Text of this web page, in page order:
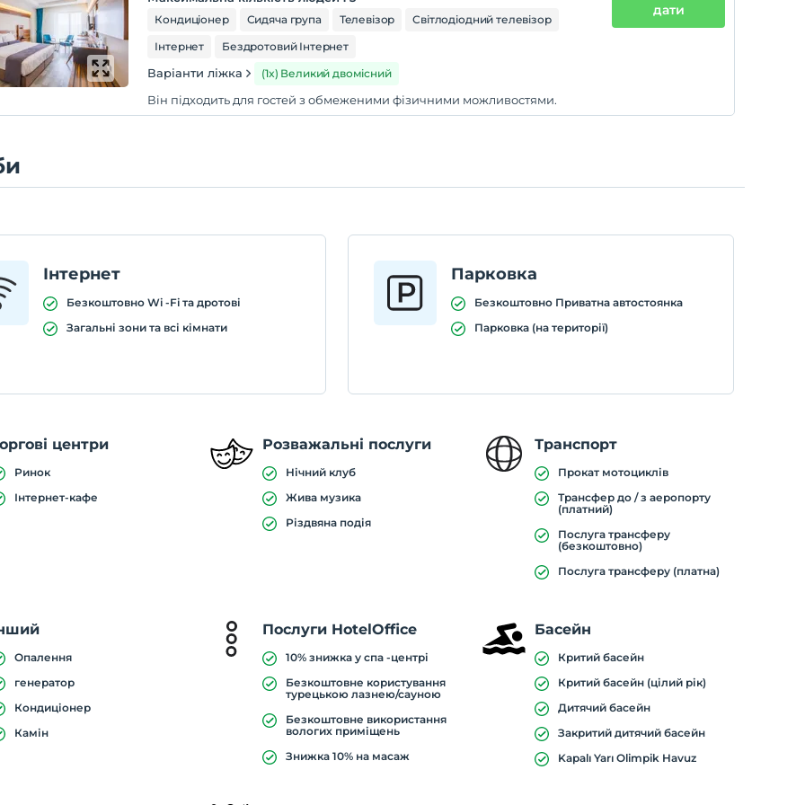
Кондиціонер Сидяча група Телевізор
Світлодіодний телевізор
Інтернет
Бездротовий Інтернет
Варіанти ліжка (1x) Великий двомісний
Він підходить для гостей з обмеженими фізичними можливостями.
дати
Інтернет
Безкоштовно Wi -Fi та дротові
Загальні зони та всі кімнати
Парковка
Безкоштовно Приватна автостоянка
Парковка (на території)
центри
Ринок
Інтернет-кафе
Розважальні послуги
Нічний клуб
Жива музика
Різдвяна подія
Транспорт
Прокат мотоциклів
Трансфер до / з аеропорту
(платний)
Послуга трансферу
(безкоштовно)
Послуга трансферу (платна)
Опалення
генератор
Кондиціонер
Камін
Послуги HotelOffice
10% знижка у спа -центрі
Безкоштовне користування
турецькою лазнею/сауною
Безкоштовне використання
вологих приміщень
Знижка 10% на масаж
Басейн
Критий басейн
Критий басейн (цілий рік)
Дитячий басейн
Закритий дитячий басейн
Kapalı Yarı Olimpik Havuz